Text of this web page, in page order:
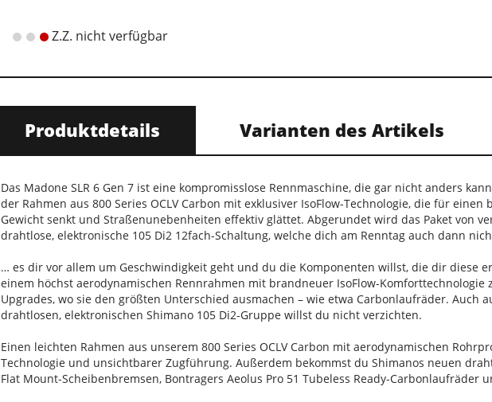
Z.Z. nicht verfügbar
Produktdetails Varianten des Artikels
Das Madone SLR 6 Gen 7 ist eine kompromisslose Rennmaschine, die gar nicht anders
der Rahmen aus 800 Series OCLV Carbon mit exklusiver IsoFlow-Technologie, die für
Gewicht senkt und Straßenunebenheiten effektiv glättet. Abgerundet wird das Paket von
drahtlose, elektronische 105 Di2 12fach-Schaltung, welche dich am Renntag auch dann
… es dir vor allem um Geschwindigkeit geht und du die Komponenten willst, die dir diese
einem höchst aerodynamischen Rennrahmen mit brandneuer IsoFlow-
Upgrades, wo sie den größten Unterschied ausmachen – wie etwa Carbonlaufräder. Auch
drahtlosen, elektronischen Shimano 105 Di2-Gruppe willst du nicht verzichten.
Einen leichten Rahmen aus unserem 800 Series OCLV Carbon mit aerodynamischen
Technologie und unsichtbarer Zugführung. Außerdem bekommst du Shimanos neuen
Flat Mount-Scheibenbremsen, Bontragers Aeolus Pro 51 Tubeless Ready-Carbonlaufräder